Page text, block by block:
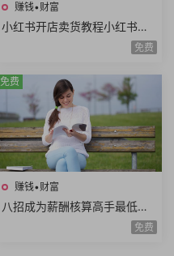
赚钱•财富
小红书开店卖货教程小红书日
常运营对标同行小红书店铺管
免费
赚钱•财富
八招成为薪酬核算高手最低工
资个人所得税经济补偿金绩效
薪资考勤薪资薪酬管理8课时
免费
免费